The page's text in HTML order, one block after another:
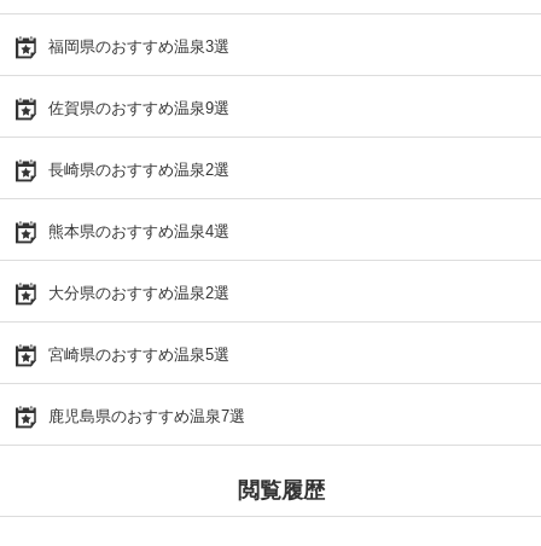
福岡県のおすすめ温泉3選
佐賀県のおすすめ温泉9選
長崎県のおすすめ温泉2選
熊本県のおすすめ温泉4選
大分県のおすすめ温泉2選
宮崎県のおすすめ温泉5選
鹿児島県のおすすめ温泉7選
閲覧履歴